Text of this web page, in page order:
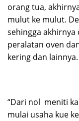
orang tua,
mulut ke mulut.
sehingga
peralatan oven
kering dan lainnya.
“Dari nol meniti
mulai usaha kue